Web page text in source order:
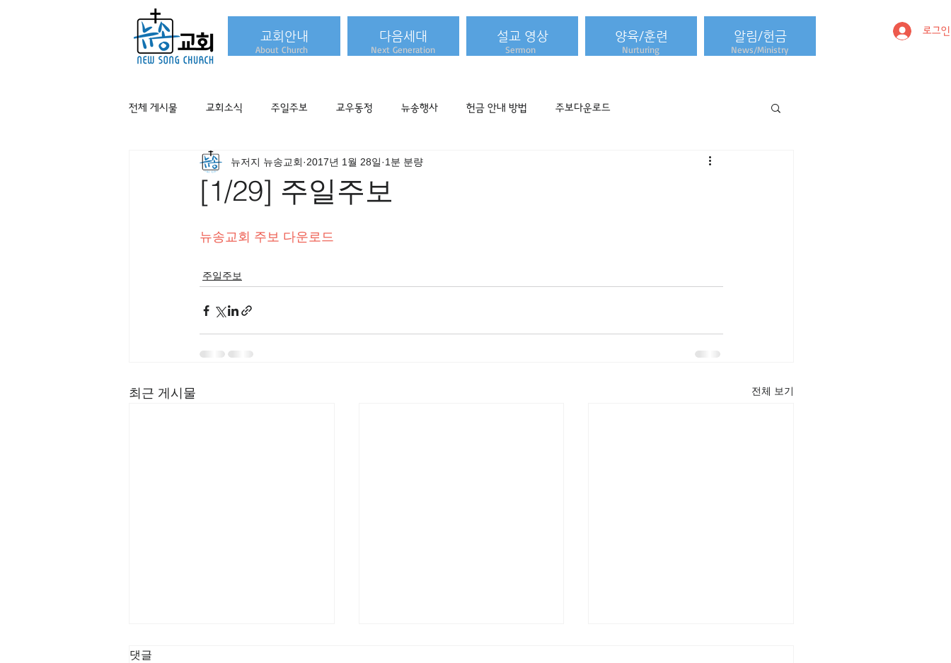
교회안내 다음세대 설교 영상 양육/훈련 알림/헌금
About Church Sermon Nurturing News/Ministry
Next Generation
로그인
전체 게시물 교회소식 주일주보 교우동정 뉴송행사 헌금 안내 방법 주보다운로드
[1/29] 주일주보
뉴저지 뉴송교회 2017년 1월 28일 1분 분량
뉴송교회 주보 다운로드
주일주보
최근 게시물 전체 보기
[3/8] 주일주보
댓글